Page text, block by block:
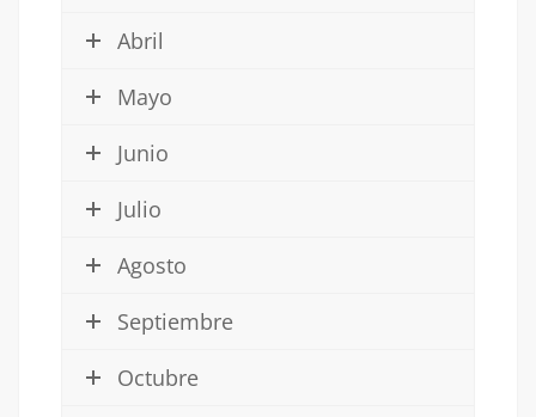
Abril
Mayo
Junio
Julio
Agosto
Septiembre
Octubre